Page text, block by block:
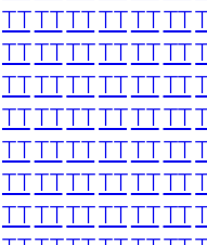
TTTTTTTTTTTT
TTTTTTTTTTTT
TTTTTTTTTTTT
TTTTTTTTTTTT
TTTTTTTTTTTT
TTTTTTTTTTTT
TTTTTTTTTTTT